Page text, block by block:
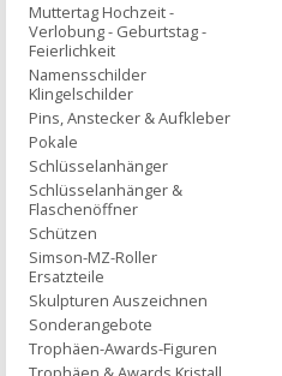
Muttertag Hochzeit -
Verlobung - Geburtstag -
Feierlichkeit
Namensschilder
Klingelschilder
Pins, Anstecker & Aufkleber
Pokale
Schlüsselanhänger
Schlüsselanhänger &
Flaschenöffner
Schützen
Simson-MZ-Roller
Ersatzteile
Skulpturen Auszeichnen
Sonderangebote
Trophäen-Awards-Figuren